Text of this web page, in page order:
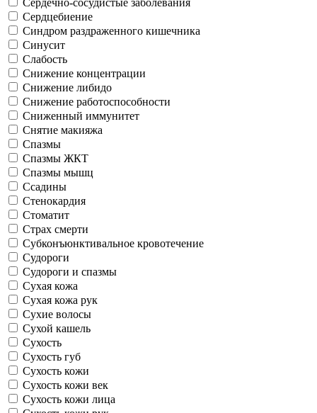
Сердцебиение
Синдром раздраженного кишечника
Синусит
Слабость
Снижение концентрации
Снижение либидо
Снижение работоспособности
Сниженный иммунитет
Снятие макияжа
Спазмы
Спазмы ЖКТ
Спазмы мышц
Ссадины
Стенокардия
Стоматит
Страх смерти
Субконъюнктивальное кровотечение
Судороги
Судороги и спазмы
Сухая кожа
Сухая кожа рук
Сухие волосы
Сухой кашель
Сухость
Сухость губ
Сухость кожи
Сухость кожи век
Сухость кожи лица